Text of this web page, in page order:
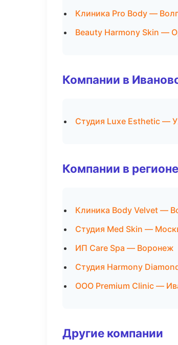
Клиника Pro Body —
Beauty Harmony Skin —
Компании в
Студия Luxe Esthetic —
Компании в
Клиника Body Velvet —
Студия Med Skin —
ИП Care Spa — Воронеж
Студия Harmony
ООО Premium Clinic —
Другие компании